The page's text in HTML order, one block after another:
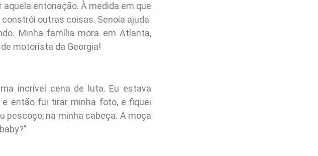
entonação. À medida em que
outras coisas. Senoia ajuda.
Minha família mora em Atlanta,
motorista da Georgia!
incrível cena de luta. Eu estava
então fui tirar minha foto, e fiquei
pescoço, na minha cabeça. A moça